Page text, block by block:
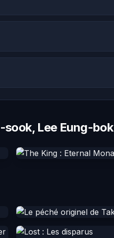
sook, Lee Eung-bok